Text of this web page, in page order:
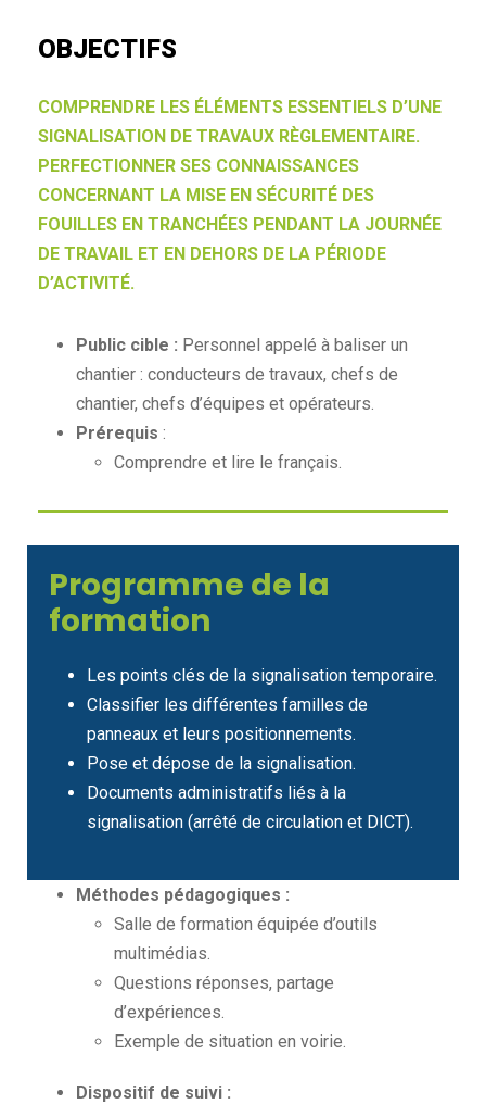
OBJECTIFS
COMPRENDRE LES ÉLÉMENTS ESSENTIELS D’UNE
SIGNALISATION DE TRAVAUX RÈGLEMENTAIRE.
PERFECTIONNER SES CONNAISSANCES
CONCERNANT LA MISE EN SÉCURITÉ DES
FOUILLES EN TRANCHÉES PENDANT LA JOURNÉE
DE TRAVAIL ET EN DEHORS DE LA PÉRIODE
D’ACTIVITÉ.
Public cible : Personnel appelé à baliser un
chantier : conducteurs de travaux, chefs de
chantier, chefs d’équipes et opérateurs.
Prérequis :
Comprendre et lire le français.
Programme de la
formation
Les points clés de la signalisation temporaire.
Classifier les différentes familles de
panneaux et leurs positionnements.
Pose et dépose de la signalisation.
Documents administratifs liés à la
signalisation (arrêté de circulation et DICT).
Méthodes pédagogiques :
Salle de formation équipée d’outils
multimédias.
Questions réponses, partage
d’expériences.
Exemple de situation en voirie.
Dispositif de suivi :